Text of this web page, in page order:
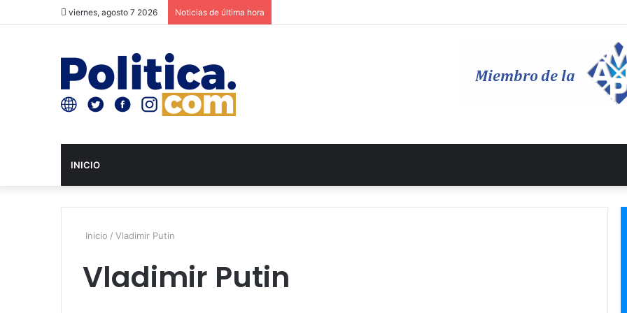
viernes, agosto 7 2026 Noticias de última hora
INICIO
Inicio / Vladimir Putin
Vladimir Putin